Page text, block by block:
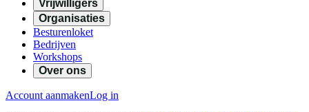
Vrijwilligers
Organisaties
Besturenloket
Bedrijven
Workshops
Over ons
Account aanmakenLog in